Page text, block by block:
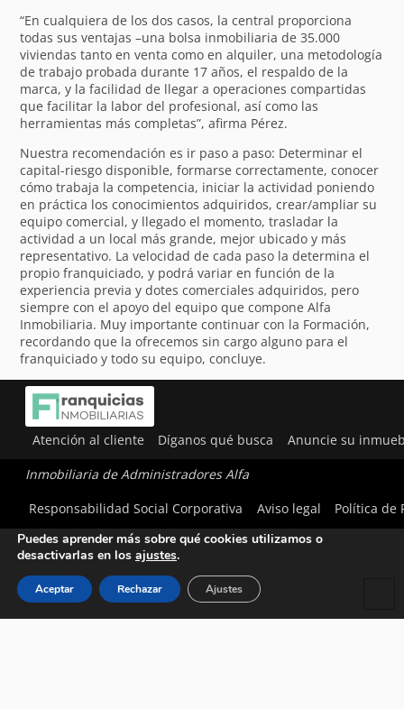
“En cualquiera de los dos casos, la central proporciona
todas sus ventajas –una bolsa inmobiliaria de 35.000
viviendas tanto en venta como en alquiler, una metodología
de trabajo probada durante 17 años, el respaldo de la
marca, y la facilidad de llegar a operaciones compartidas
que facilitar la labor del profesional, así como las
herramientas más completas”, afirma Pérez.
Nuestra recomendación es ir paso a paso: Determinar el
capital-riesgo disponible, formarse correctamente, conocer
cómo trabaja la competencia, iniciar la actividad poniendo
en práctica los conocimientos adquiridos, crear/ampliar su
equipo comercial, y llegado el momento, trasladar la
actividad a un local más grande, mejor ubicado y más
representativo. La velocidad de cada paso la determina el
propio franquiciado, y podrá variar en función de la
experiencia previa y dotes comerciales adquiridos, pero
siempre con el apoyo del equipo que compone Alfa
Inmobiliaria. Muy importante continuar con la Formación,
recordando que la ofrecemos sin cargo alguno para el
franquiciado y todo su equipo, concluye.
Atención al cliente Díganos qué busca Anuncie su
Inmobiliaria de Administradores Alfa
Responsabilidad Social Corporativa
Aviso legal Política de
Utilizamos cookies para ofrecerte la mejor experiencia en
Puedes aprender más sobre qué cookies utilizamos o
desactivarlas en los ajustes.
Aceptar Rechazar Ajustes